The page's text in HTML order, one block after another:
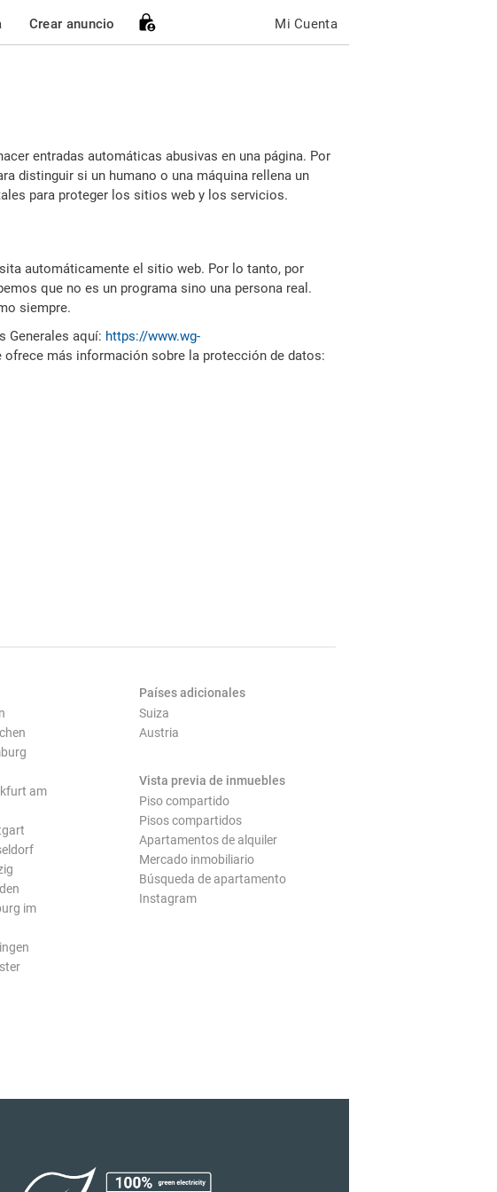
Crear anuncio Mi Cuenta
entradas automáticas abusivas en una página. Por
distinguir si un humano o una máquina rellena un
para proteger los sitios web y los servicios.
automáticamente el sitio web. Por lo tanto, por
que no es un programa sino una persona real.
siempre.
Generales aquí: https://www.wg-
ofrece más información sobre la protección de datos:
am
im
Países adicionales
Suiza
Austria
Vista previa de inmuebles
Piso compartido
Pisos compartidos
Apartamentos de alquiler
Mercado inmobiliario
Búsqueda de apartamento
Instagram